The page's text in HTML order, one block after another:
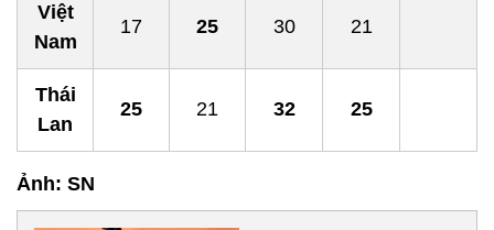
Việt
Nam
17 25 30 21
Thái
Lan
25 21 32 25
Ảnh: SN